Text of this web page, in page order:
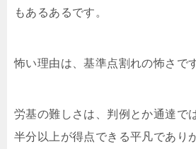
もあるあるです。
怖い理由は、基準点割れの怖さで
労基の難しさは、判例とか通達で
半分以上が得点できる平凡であり